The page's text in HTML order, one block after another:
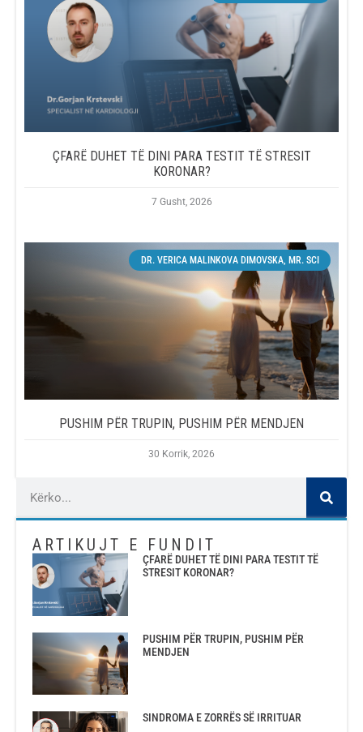
ÇFARË DUHET TË DINI PARA TESTIT TË STRESIT
KORONAR?
7 Gusht, 2026
DR. VERICA MALINKOVA DIMOVSKA, MR. SCI
PUSHIM PËR TRUPIN, PUSHIM PËR MENDJEN
30 Korrik, 2026
ARTIKUJT E FUNDIT
ÇFARË DUHET TË DINI PARA TESTIT TË
STRESIT KORONAR?
PUSHIM PËR TRUPIN, PUSHIM PËR
MENDJEN
SINDROMA E ZORRËS SË IRRITUAR